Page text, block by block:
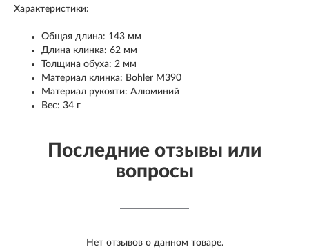
Характеристики:
Общая длина: 143 мм
Длина клинка: 62 мм
Толщина обуха: 2 мм
Материал клинка: Bohler M390
Материал рукояти: Алюминий
Вес: 34 г
Последние отзывы или
вопросы
Нет отзывов о данном товаре.